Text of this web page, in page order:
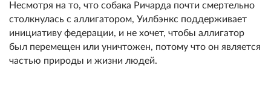
Несмотря на то, что собака Ричарда почти смертельно
столкнулась с аллигатором, Уилбэнкс поддерживает
инициативу федерации, и не хочет, чтобы аллигатор
был перемещен или уничтожен, потому что он является
частью природы и жизни людей.